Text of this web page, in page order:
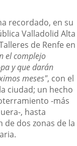
recordado, en su
Valladolid Alta
de Renfe en
el complejo
y que darán
meses", con el
ciudad; un hecho
-más
, hasta
de dos zonas de la